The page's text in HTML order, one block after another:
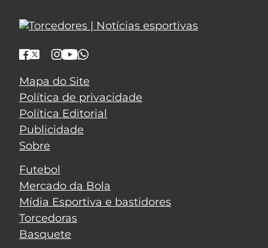
Mapa do Site
Política de privacidade
Política Editorial
Publicidade
Sobre
Futebol
Mercado da Bola
Mídia Esportiva e bastidores
Torcedoras
Basquete